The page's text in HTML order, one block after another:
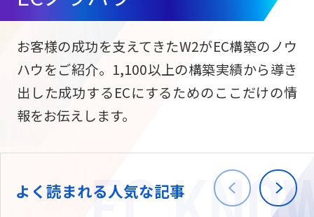
ECサイト構築
サブスク/定期通販
ECサイト構築
海外進出・現地
W2
USEFUL
お役立ち情報
NEWS
ニュース
会社情報
TW
お客様の成功を支えてきたW2がEC構築のノウ
ハウをご紹介。1,100以上の構築実績から導き
出した成功するECにするためのここだけの情
報をお伝えします。
よく読まれる人気な記事